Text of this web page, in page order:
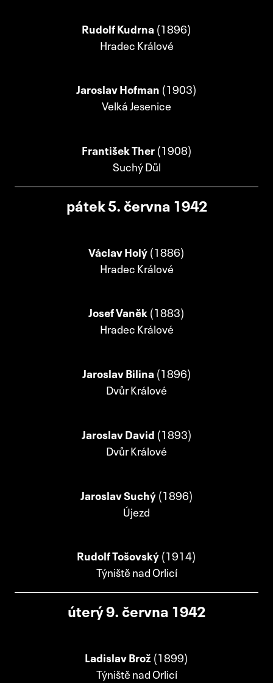
Rudolf Kudrna(1896)
Hradec Králové
Jaroslav Hofman (1903)
Velká Jesenice
František Ther (1908)
Suchý Důl
pátek 5. června 1942
Václav Holý(1886)
Hradec Králové
Josef Vaněk(1883)
Hradec Králové
Jaroslav Bilina (1896)
Dvůr Králové
Jaroslav David (1893)
Dvůr Králové
Jaroslav Suchý (1896)
Újezd
Rudolf Tošovský(1914)
Týniště nad Orlicí
úterý 9. června 1942
Ladislav Brož(1899)
Týniště nad Orlicí